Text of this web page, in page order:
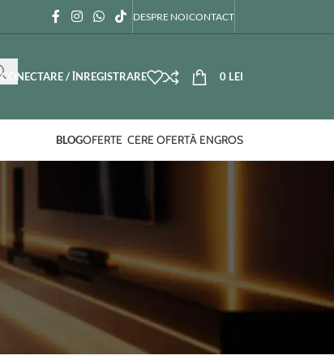
DESPRE NOICONTACT
CONECTARE / ÎNREGISTRARE 0 LEI
BLOGOFERTE CERE OFERTĂ ENGROS